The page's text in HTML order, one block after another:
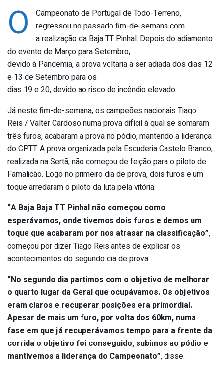
O
Campeonato de Portugal de Todo-Terreno,
regressou no passado fim-de-semana com
a realização da Baja TT Pinhal. Depois do adiamento
do evento de Março para Setembro,
devido à Pandemia, a prova voltaria a ser adiada dos dias 12
e 13 de Setembro para os
dias 19 e 20, devido ao risco de incêndio elevado.
Já neste fim-de-semana, os campeões nacionais Tiago
Reis / Valter Cardoso numa prova difícil à qual se somaram
três furos, acabaram a prova no pódio, mantendo a liderança
do CPTT. A prova organizada pela Escuderia Castelo Branco,
realizada na Sertã, não começou de feição para o piloto de
Famalicão. Logo no primeiro dia de prova, dois furos e um
toque arredaram o piloto da luta pela vitória.
“A Baja Baja TT Pinhal não começou como
esperávamos, onde tivemos dois furos e demos um
toque que acabaram por nos atrasar na classificação”,
começou por dizer Tiago Reis antes de explicar os
acontecimentos do segundo dia de prova:
“No segundo dia partimos com o objetivo de melhorar
o quarto lugar da Geral que ocupávamos. Os objetivos
eram claros e recuperar posições era primordial.
Apesar de mais um furo, por volta dos 60km, numa
fase em que já recuperávamos tempo para a frente da
corrida o objetivo foi conseguido, subimos ao pódio e
mantivemos a liderança do Campeonato”, disse.